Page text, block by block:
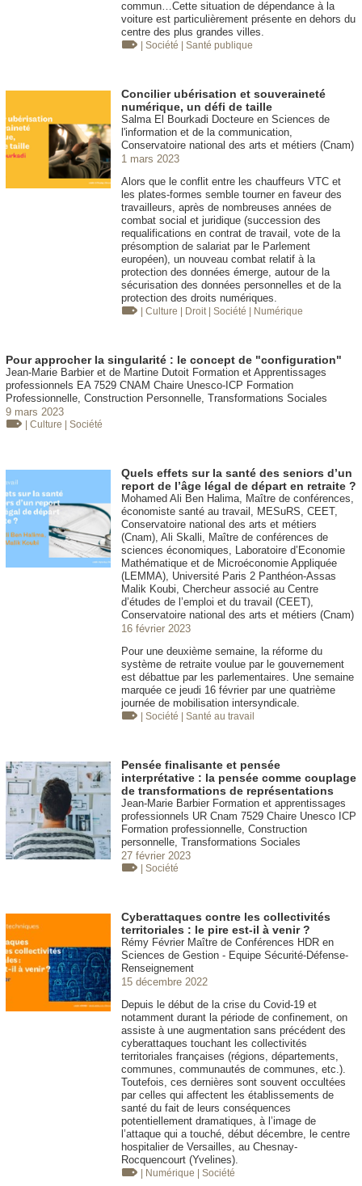
commun…Cette situation de dépendance à la
voiture est particulièrement présente en dehors du
centre des plus grandes villes.
| Société | Santé publique
Concilier ubérisation et souveraineté
numérique, un défi de taille
Salma El Bourkadi Docteure en Sciences de
l'information et de la communication,
Conservatoire national des arts et métiers (Cnam)
1 mars 2023
Alors que le conflit entre les chauffeurs VTC et
les plates-formes semble tourner en faveur des
travailleurs, après de nombreuses années de
combat social et juridique (succession des
requalifications en contrat de travail, vote de la
présomption de salariat par le Parlement
européen), un nouveau combat relatif à la
protection des données émerge, autour de la
sécurisation des données personnelles et de la
protection des droits numériques.
| Culture | Droit | Société | Numérique
Pour approcher la singularité : le concept de "configuration"
Jean-Marie Barbier et de Martine Dutoit Formation et Apprentissages
professionnels EA 7529 CNAM Chaire Unesco-ICP Formation
Professionnelle, Construction Personnelle, Transformations Sociales
9 mars 2023
| Culture | Société
Quels effets sur la santé des seniors d’un
report de l’âge légal de départ en retraite ?
Mohamed Ali Ben Halima, Maître de conférences,
économiste santé au travail, MESuRS, CEET,
Conservatoire national des arts et métiers
(Cnam), Ali Skalli, Maître de conférences de
sciences économiques, Laboratoire d’Economie
Mathématique et de Microéconomie Appliquée
(LEMMA), Université Paris 2 Panthéon-Assas
Malik Koubi, Chercheur associé au Centre
d’études de l’emploi et du travail (CEET),
Conservatoire national des arts et métiers (Cnam)
16 février 2023
Pour une deuxième semaine, la réforme du
système de retraite voulue par le gouvernement
est débattue par les parlementaires. Une semaine
marquée ce jeudi 16 février par une quatrième
journée de mobilisation intersyndicale.
| Société | Santé au travail
Pensée finalisante et pensée
interprétative : la pensée comme couplage
de transformations de représentations
Jean-Marie Barbier Formation et apprentissages
professionnels UR Cnam 7529 Chaire Unesco ICP
Formation professionnelle, Construction
personnelle, Transformations Sociales
27 février 2023
| Société
Cyberattaques contre les collectivités
territoriales : le pire est-il à venir ?
Rémy Février Maître de Conférences HDR en
Sciences de Gestion - Equipe Sécurité-Défense-
Renseignement
15 décembre 2022
Depuis le début de la crise du Covid-19 et
notamment durant la période de confinement, on
assiste à une augmentation sans précédent des
cyberattaques touchant les collectivités
territoriales françaises (régions, départements,
communes, communautés de communes, etc.).
Toutefois, ces dernières sont souvent occultées
par celles qui affectent les établissements de
santé du fait de leurs conséquences
potentiellement dramatiques, à l’image de
l’attaque qui a touché, début décembre, le centre
hospitalier de Versailles, au Chesnay-
Rocquencourt (Yvelines).
| Numérique | Société